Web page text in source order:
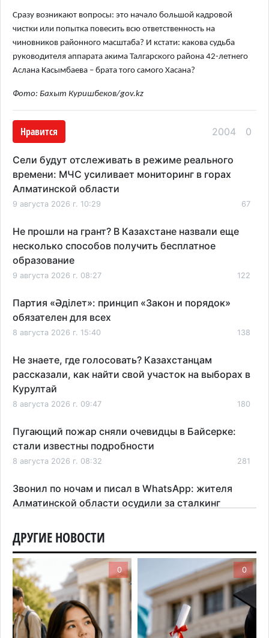
Сразу возникают вопросы: это начало большой кадровой
чистки или попытка повесить всю ответственность на
чиновников районного масштаба? И кстати: какова судьба
руководителя аппарата акима Талгарского района 42-летнего
Аслана Касымбаева – брата того самого Хасана?
Фото: Бахыт Куришбеков/gov.kz
Нравится 2004 0
Сели будут отслеживать в режиме реального
времени: МЧС усиливает мониторинг в горах
Алматинской области
9 августа 2026 г. 10:29 67
Не прошли на грант? В Казахстане назвали еще
несколько способов получить бесплатное
образование
9 августа 2026 г. 08:27 122
Партия «Әділет»: принцип «Закон и порядок»
обязателен для всех
8 августа 2026 г. 15:40 138
Не знаете, где голосовать? Казахстанцам
рассказали, как найти свой участок на выборах в
Курултай
8 августа 2026 г. 09:47 180
Пугающий пожар сняли очевидцы в Байсерке:
стали известны подробности
8 августа 2026 г. 08:32 281
Звонил по ночам и писал в WhatsApp: жителя
Алматинской области осудили за сталкинг
На фоне строительного бума в Алматинской
области приостановили лицензии 149 компаний
7 августа 2026 г. 16:57 167
Казахстанские абитуриенты узнали, кто получил
образовательные гранты
7 августа 2026 г. 15:24 225
ДРУГИЕ НОВОСТИ
0 0